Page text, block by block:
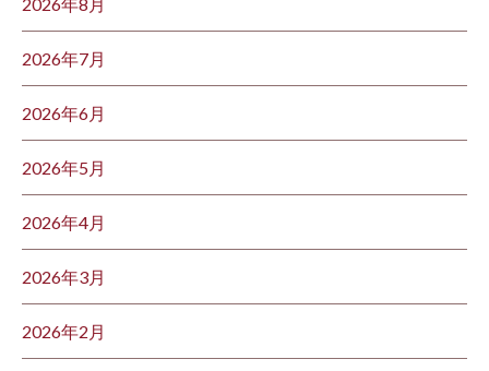
2026年7月
2026年6月
2026年5月
2026年4月
2026年3月
2026年2月